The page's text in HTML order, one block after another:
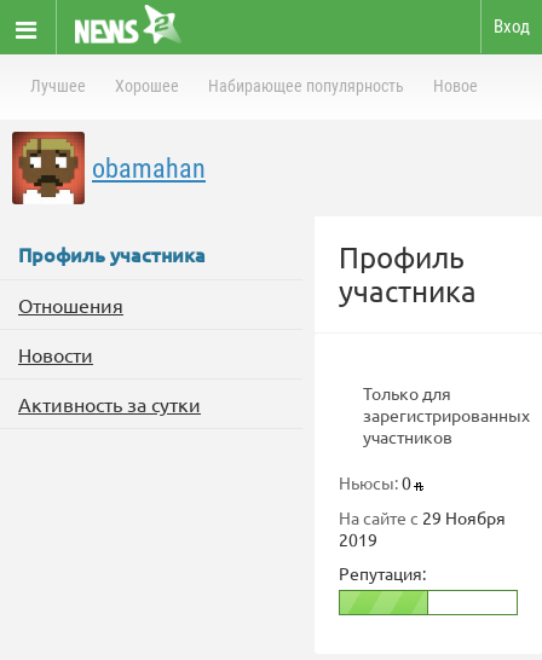
Вход
Лучшее Хорошее Набирающее популярность Новое
obamahan
Профиль участника
Отношения
Новости
Активность за сутки
Профиль
участника
Только для
зарегистрированных
участников
Ньюсы:0
На сайте с 29 Ноября
2019
Репутация: